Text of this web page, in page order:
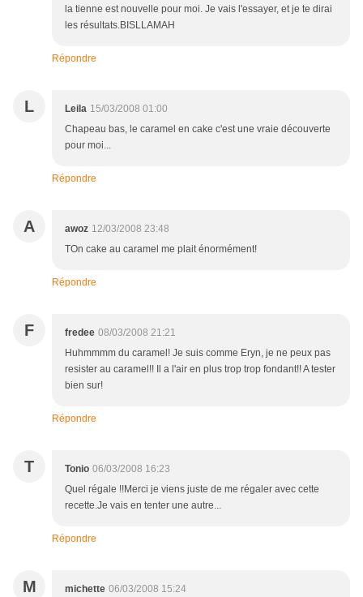
la tienne est nouvelle pour moi. Je vais l'essayer, et je te dirai
les résultats.BISLLAMAH
Répondre
L Leila 15/03/2008 01:00
Chapeau bas, le caramel en cake c'est une vraie découverte
pour moi...
Répondre
A awoz 12/03/2008 23:48
TOn cake au caramel me plait énormément!
Répondre
F fredee 08/03/2008 21:21
Huhmmmm du caramel! Je suis comme Eryn, je ne peux pas
resister au caramel!! Il a l'air en plus trop trop fondant!! A tester
bien sur!
Répondre
T Tonio 06/03/2008 16:23
Quel régale !!Merci je viens juste de me régaler avec cette
recette.Je vais en tenter une autre...
Répondre
M michette 06/03/2008 15:24